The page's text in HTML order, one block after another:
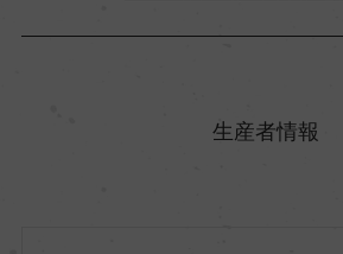
生産者情報